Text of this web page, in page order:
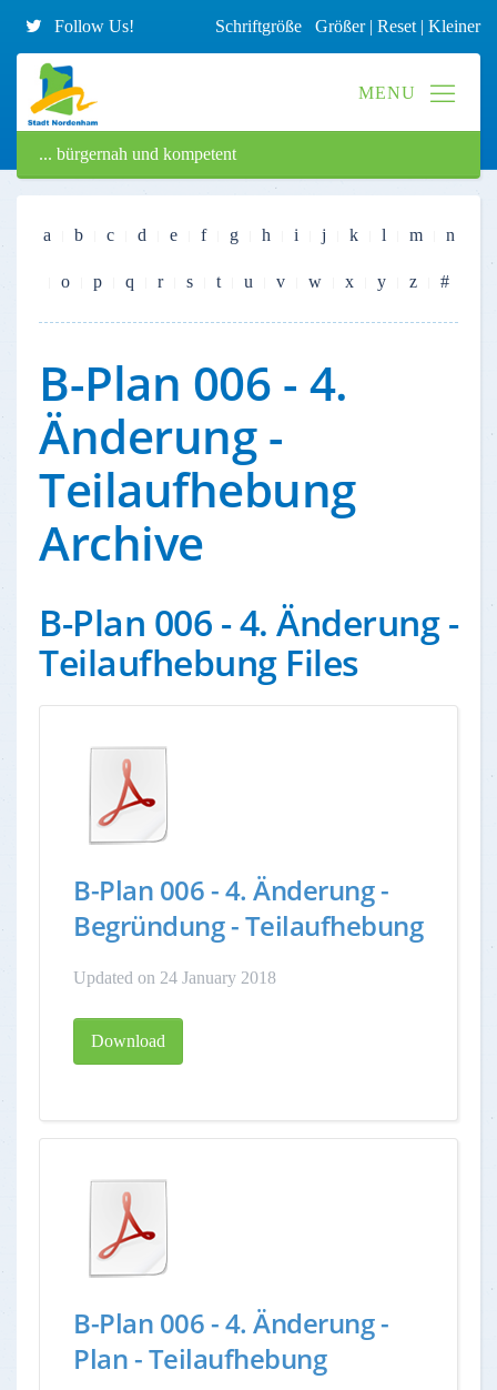
Follow Us! Schriftgröße Größer| Reset | Kleiner
... bürgernah und kompetent
a b c d e f g h i j k l m n
o p q r s t u v w x y z #
B-Plan 006 - 4.
Änderung -
Teilaufhebung
Archive
B-Plan 006 - 4. Änderung -
Teilaufhebung Files
B-Plan 006 - 4. Änderung -
Begründung - Teilaufhebung
Updated on 24 January 2018
Download
B-Plan 006 - 4. Änderung -
Plan - Teilaufhebung